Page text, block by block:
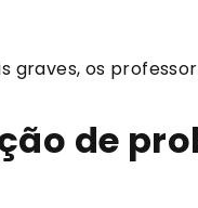
graves, os
de